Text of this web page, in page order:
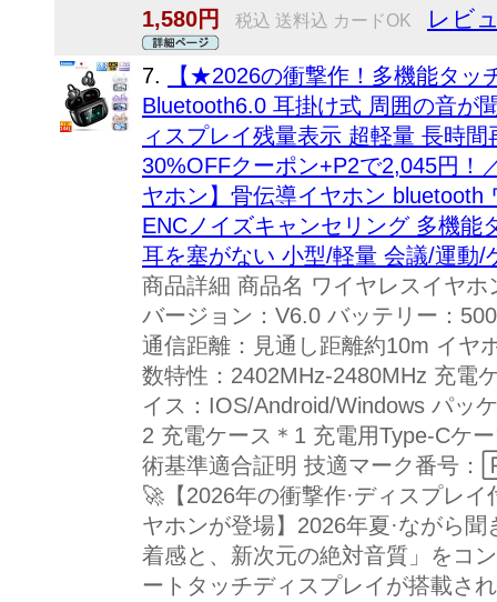
1,580円
税込 送料込 カードOK レビ
7.
【★2026の衝撃作！多機能タッ
Bluetooth6.0 耳掛け式 周囲の音が
ィスプレイ残量表示 超軽量 長時
30%OFFクーポン+P2で2,045円！
ヤホン】骨伝導イヤホン bluetooth
ENCノイズキャンセリング 多機能
耳を塞がない 小型/軽量 会議/運動/
商品詳細 商品名 ワイヤレスイヤ
バージョン：V6.0 バッテリー：
通信距離：見通し距離約10m イヤ
数特性：2402MHz-2480MHz 充電
イス：IOS/Android/Windows パッ
2 充電ケース＊1 充電用Type‐Cケ
術基準適合証明 技適マーク番号
🚀【2026年の衝撃作·ディスプレ
ヤホンが登場】2026年夏·ながら
着感と、新次元の絶対音質」をコ
ートタッチディスプレイが搭載さ